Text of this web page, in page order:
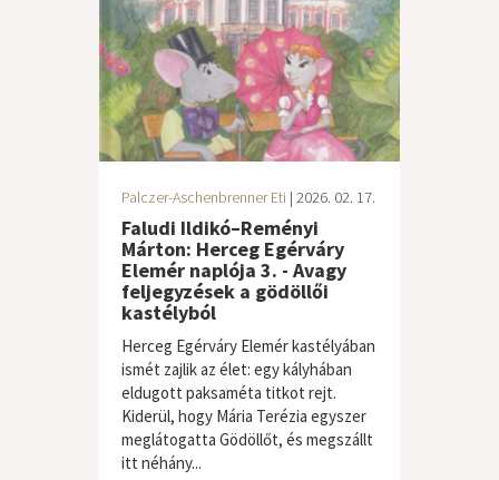
Palczer-Aschenbrenner Eti | 2026. 02. 17.
Faludi Ildikó–Reményi
Márton: Herceg Egérváry
Elemér naplója 3. - Avagy
feljegyzések a gödöllői
kastélyból
Herceg Egérváry Elemér kastélyában
ismét zajlik az élet: egy kályhában
eldugott paksaméta titkot rejt.
Kiderül, hogy Mária Terézia egyszer
meglátogatta Gödöllőt, és megszállt
itt néhány...
gyermek / ifjúsági